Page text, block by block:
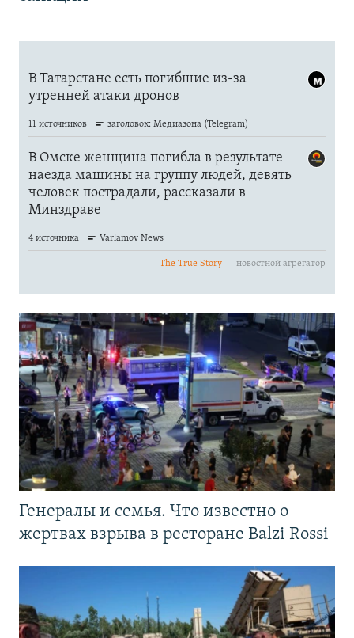
Генералы и семья. Что известно о
жертвах взрыва в ресторане Balzi Rossi